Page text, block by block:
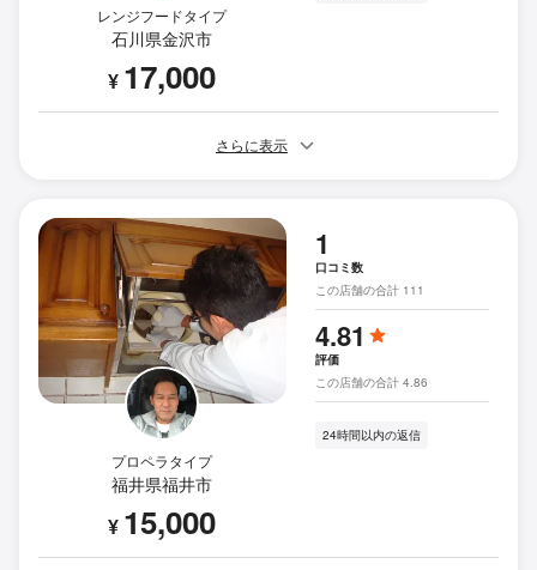
レンジフードタイプ
石川県金沢市
¥ 17,000
さらに表示
プロペラタイプ
福井県福井市
¥ 15,000
1
口コミ数
この店舗の合計 111
4.81
評価
この店舗の合計 4.86
24時間以内の返信